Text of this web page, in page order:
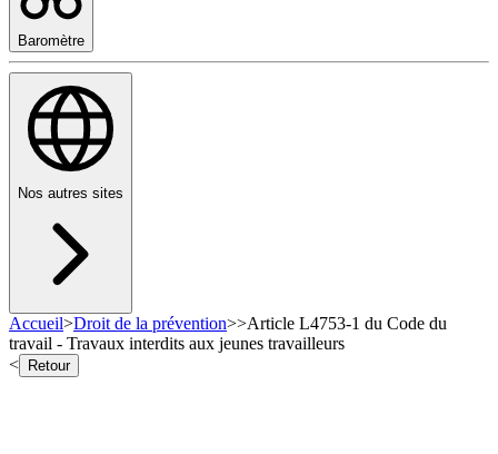
Baromètre
Nos autres sites
Accueil>Droit de la prévention>>Article L4753-1 du Code du
travail - Travaux interdits aux jeunes travailleurs
<
Retour